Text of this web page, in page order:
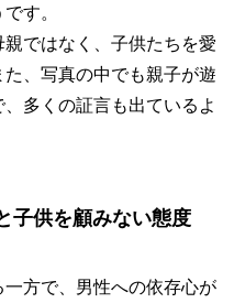
す。
ではなく、子供たちを愛
、写真の中でも親子が遊
多くの証言も出ているよ
子供を顧みない態度
方で、男性への依存心が